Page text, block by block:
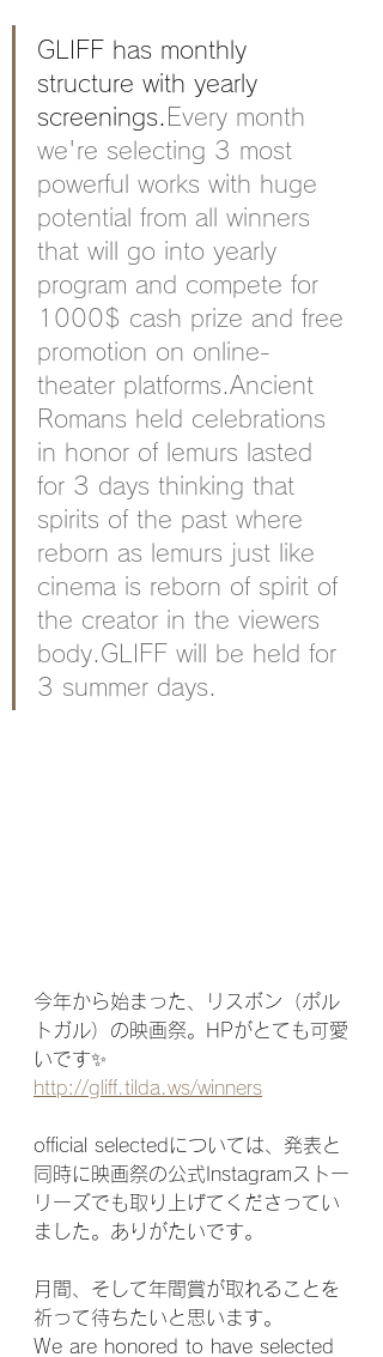
GLIFF has monthly
structure with yearly
screenings. Every month
we're selecting 3 most
powerful works with huge
potential from all winners
that will go into yearly
program and compete for
1000$ cash prize and free
promotion on online-
theater platforms.Ancient
Romans held celebrations
in honor of lemurs lasted
for 3 days thinking that
spirits of the past where
reborn as lemurs just like
cinema is reborn of spirit of
the creator in the viewers
body.GLIFF will be held for
3 summer days.
今年から始まった、リスボン（ポル
トガル）の映画祭。HPがとても可愛
いです✨
http://gliff.tilda.ws/winners
official selectedについては、発表と
同時に映画祭の公式Instagramストー
リーズでも取り上げてくださってい
ました。ありがたいです。
月間、そして年間賞が取れることを
祈って待ちたいと思います。
We are honored to have selected